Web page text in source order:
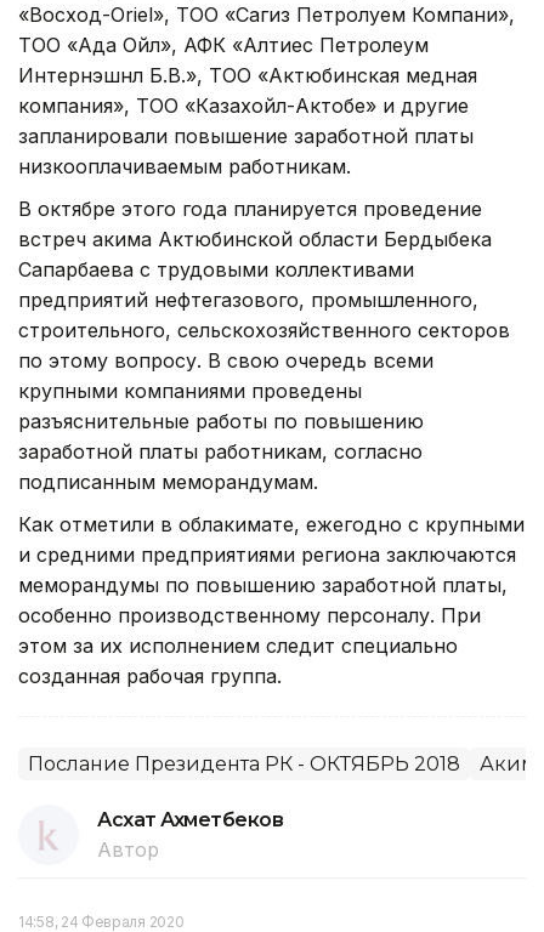
«Восход-Oriel», ТОО «Сагиз Петролуем Компани»,
ТОО «Ада Ойл», АФК «Алтиес Петролеум
Интернэшнл Б.В.», ТОО «Актюбинская медная
компания», ТОО «Казахойл-Актобе» и другие
запланировали повышение заработной платы
низкооплачиваемым работникам.
В октябре этого года планируется проведение
встреч акима Актюбинской области Бердыбека
Сапарбаева с трудовыми коллективами
предприятий нефтегазового, промышленного,
строительного, сельскохозяйственного секторов
по этому вопросу. В свою очередь всеми
крупными компаниями проведены
разъяснительные работы по повышению
заработной платы работникам, согласно
подписанным меморандумам.
Как отметили в облакимате, ежегодно с крупными
и средними предприятиями региона заключаются
меморандумы по повышению заработной платы,
особенно производственному персоналу. При
этом за их исполнением следит специально
созданная рабочая группа.
Послание Президента РК - ОКТЯБРЬ 2018
Асхат Ахметбеков
Автор
14:58, 24 Февраля 2020